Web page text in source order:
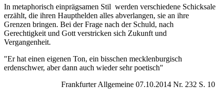
In metaphorisch einprägsamen Stil werden verschiedene Schicksale
erzählt, die ihren Haupthelden alles abverlangen, sie an ihre
Grenzen bringen. Bei der Frage nach der Schuld, nach
Gerechtigkeit und Gott verstricken sich Zukunft und
Vergangenheit.
"Er hat einen eigenen Ton, ein bisschen mecklenburgisch
erdenschwer, aber dann auch wieder sehr poetisch"
Frankfurter Allgemeine 07.10.2014 Nr. 232 S. 10